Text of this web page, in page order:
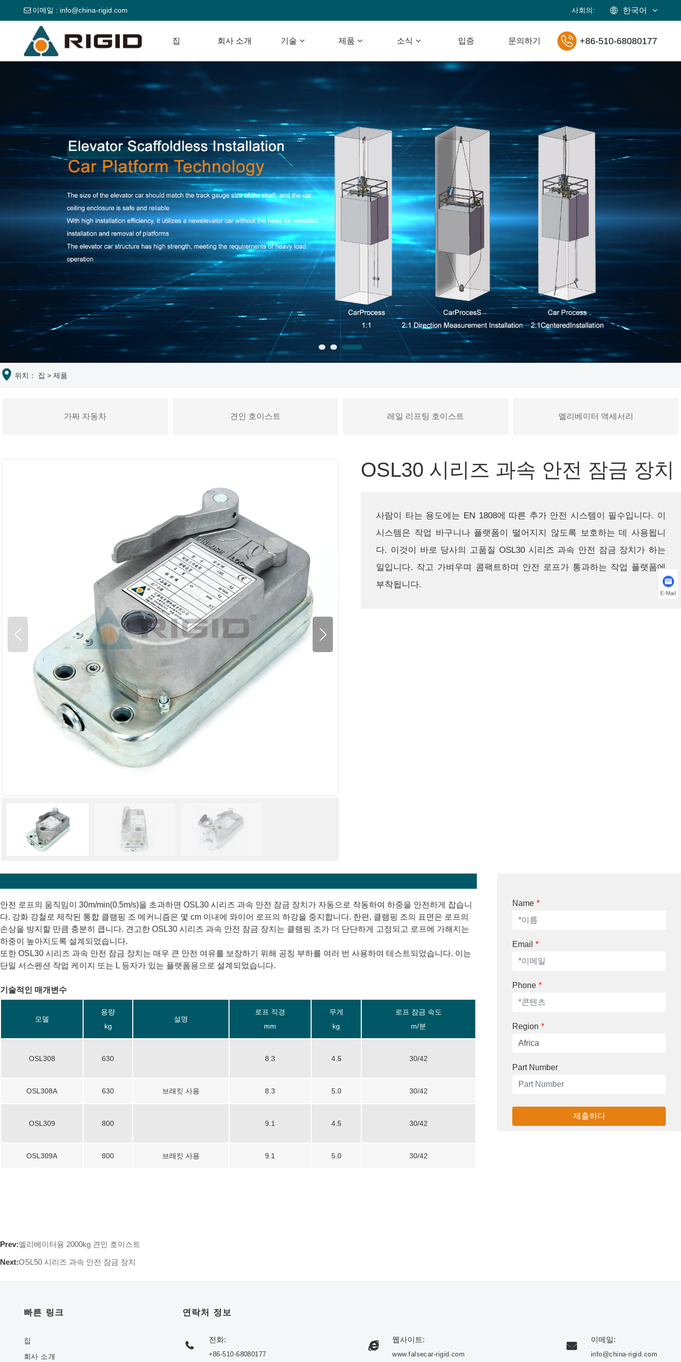
이메일 : info@china-rigid.com 한국어
사회의:
집 회사 소개 기술 제품 소식 입증 문의하기 +86-510-68080177
위치： 집 > 제품
가짜 자동차 견인 호이스트 레일 리프팅 호이스트 엘리베이터 액세서리
OSL30 시리즈 과속 안전 잠금 장치
사람이 타는 용도에는 EN 1808에 따른 추가 안전 시스템이 필수입니다. 이
시스템은 작업 바구니나 플랫폼이 떨어지지 않도록 보호하는 데 사용됩니
다. 이것이 바로 당사의 고품질 OSL30 시리즈 과속 안전 잠금 장치가 하는
일입니다. 작고 가벼우며 콤팩트하며 안전 로프가 통과하는 작업 플랫폼에
부착됩니다.
안전 로프의 움직임이 30m/min(0.5m/s)을 초과하면 OSL30 시리즈 과속 안전 잠금 장치가 자동으로 작동하여 하중을 안전하게 잡습니
다. 강화 강철로 제작된 통합 클램핑 조 메커니즘은 몇 cm 이내에 와이어 로프의 하강을 중지합니다. 한편, 클램핑 조의 표면은 로프의
손상을 방지할 만큼 충분히 큽니다. 견고한 OSL30 시리즈 과속 안전 잠금 장치는 클램핑 조가 더 단단하게 고정되고 로프에 가해지는
하중이 높아지도록 설계되었습니다.
또한 OSL30 시리즈 과속 안전 잠금 장치는 매우 큰 안전 여유를 보장하기 위해 공칭 부하를 여러 번 사용하여 테스트되었습니다. 이는
단일 서스펜션 작업 케이지 또는 L 등자가 있는 플랫폼용으로 설계되었습니다.
기술적인 매개변수
모델
용량
kg
설명
로프 직경
mm
무게
kg
로프 잠금 속도
m/분
OSL308 630 8.3 4.5 30/42
OSL308A 630 브래킷 사용 8.3 5.0 30/42
OSL309 800 9.1 4.5 30/42
OSL309A 800 브래킷 사용 9.1 5.0 30/42
Name *
Email *
Phone *
Region *
Part Number
제출하다
Prev:엘리베이터용 2000kg 견인 호이스트
Next:OSL50 시리즈 과속 안전 잠금 장치
빠른 링크
집
회사 소개
연락처 정보
전화:
+86-510-68080177
웹사이트:
www.falsecar-rigid.com
이메일:
info@china-rigid.com
E-Mail